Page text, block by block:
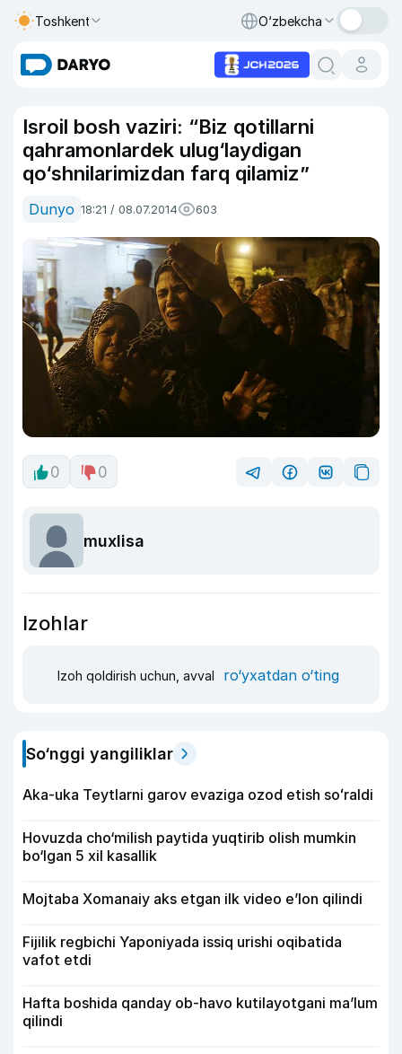
Toshkent O‘zbekcha
Isroil bosh vaziri: “Biz qotillarni
qahramonlardek ulug‘laydigan
qo‘shnilarimizdan farq qilamiz”
Dunyo 18:21 / 08.07.2014 603
0 0
muxlisa
Izohlar
Izoh qoldirish uchun, avval ro‘yxatdan o‘ting
So‘nggi yangiliklar
Aka-uka Teytlarni garov evaziga ozod etish soʻraldi
Hovuzda cho‘milish paytida yuqtirib olish mumkin
bo‘lgan 5 xil kasallik
Mojtaba Xomanaiy aks etgan ilk video e’lon qilindi
Fijilik regbichi Yaponiyada issiq urishi oqibatida
vafot etdi
Hafta boshida qanday ob-havo kutilayotgani ma’lum
qilindi